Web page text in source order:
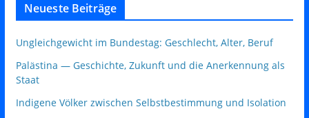
Neueste Beiträge
Ungleichgewicht im Bundestag: Geschlecht, Alter, Beruf
Palästina — Geschichte, Zukunft und die Anerkennung als
Staat
Indigene Völker zwischen Selbstbestimmung und Isolation